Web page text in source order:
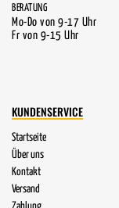
BERATUNG
Mo-Do von 9-17 Uhr
Fr von 9-15 Uhr
KUNDENSERVICE
Startseite
Über uns
Kontakt
Versand